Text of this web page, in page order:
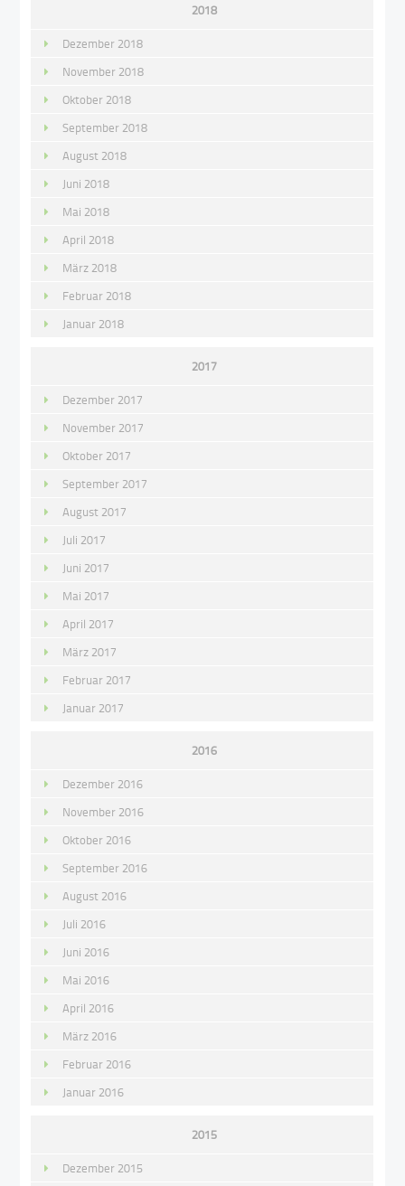
2018
Dezember 2018
November 2018
Oktober 2018
September 2018
August 2018
Juni 2018
Mai 2018
April 2018
März 2018
Februar 2018
Januar 2018
2017
Dezember 2017
November 2017
Oktober 2017
September 2017
August 2017
Juli 2017
Juni 2017
Mai 2017
April 2017
März 2017
Februar 2017
Januar 2017
2016
Dezember 2016
November 2016
Oktober 2016
September 2016
August 2016
Juli 2016
Juni 2016
Mai 2016
April 2016
März 2016
Februar 2016
Januar 2016
2015
Dezember 2015